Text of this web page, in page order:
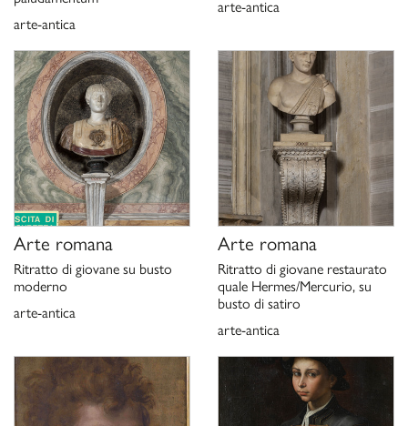
arte-antica
arte-antica
Arte romana
Ritratto di giovane su busto
moderno
arte-antica
Arte romana
Ritratto di giovane restaurato
quale Hermes/Mercurio, su
busto di satiro
arte-antica